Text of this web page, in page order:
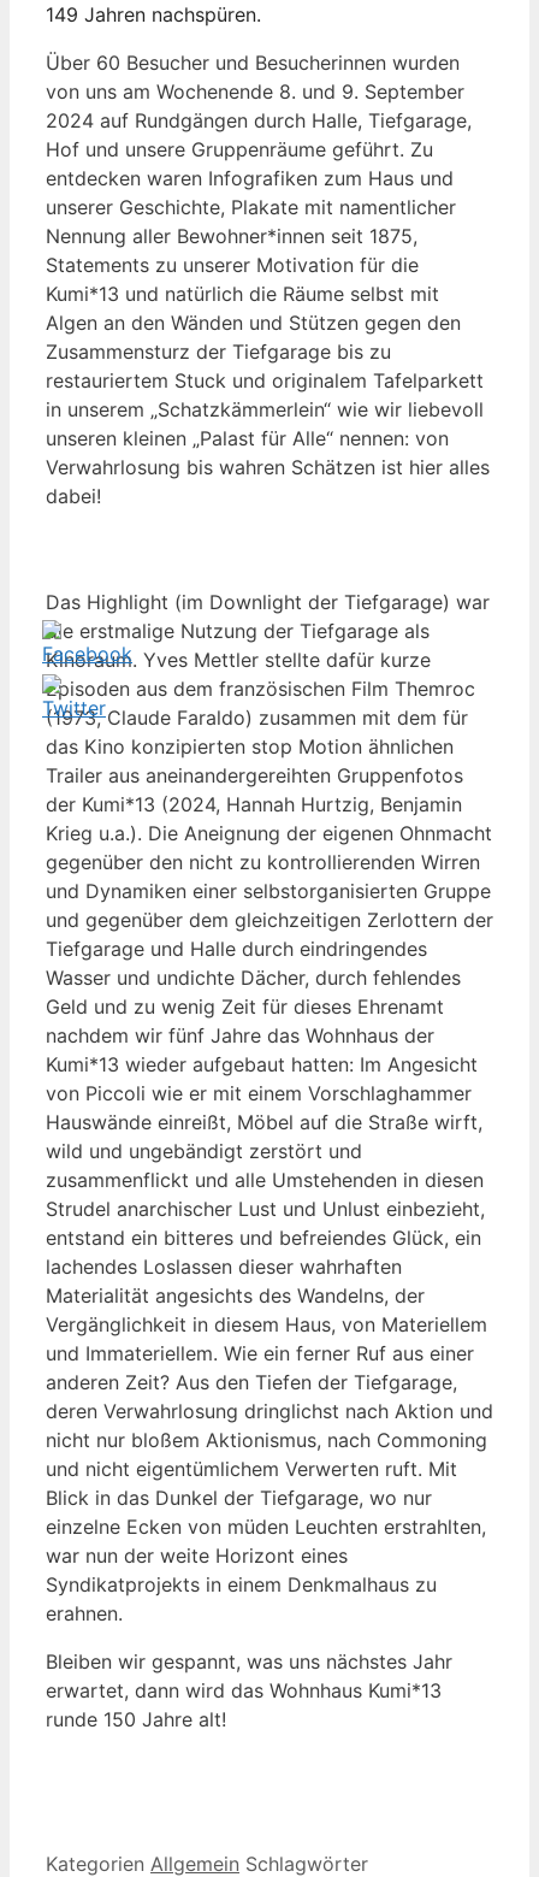
149 Jahren nachspüren.
Über 60 Besucher und Besucherinnen wurden
von uns am Wochenende 8. und 9. September
2024 auf Rundgängen durch Halle, Tiefgarage,
Hof und unsere Gruppenräume geführt. Zu
entdecken waren Infografiken zum Haus und
unserer Geschichte, Plakate mit namentlicher
Nennung aller Bewohner*innen seit 1875,
Statements zu unserer Motivation für die
Kumi*13 und natürlich die Räume selbst mit
Algen an den Wänden und Stützen gegen den
Zusammensturz der Tiefgarage bis zu
restauriertem Stuck und originalem Tafelparkett
in unserem „Schatzkämmerlein“ wie wir liebevoll
unseren kleinen „Palast für Alle“ nennen: von
Verwahrlosung bis wahren Schätzen ist hier alles
dabei!
Das Highlight (im Downlight der Tiefgarage) war
die erstmalige Nutzung der Tiefgarage als
Kinoraum. Yves Mettler stellte dafür kurze
Episoden aus dem französischen Film Themroc
(1973, Claude Faraldo) zusammen mit dem für
das Kino konzipierten stop Motion ähnlichen
Trailer aus aneinandergereihten Gruppenfotos
der Kumi*13 (2024, Hannah Hurtzig, Benjamin
Krieg u.a.). Die Aneignung der eigenen Ohnmacht
gegenüber den nicht zu kontrollierenden Wirren
und Dynamiken einer selbstorganisierten Gruppe
und gegenüber dem gleichzeitigen Zerlottern der
Tiefgarage und Halle durch eindringendes
Wasser und undichte Dächer, durch fehlendes
Geld und zu wenig Zeit für dieses Ehrenamt
nachdem wir fünf Jahre das Wohnhaus der
Kumi*13 wieder aufgebaut hatten: Im Angesicht
von Piccoli wie er mit einem Vorschlaghammer
Hauswände einreißt, Möbel auf die Straße wirft,
wild und ungebändigt zerstört und
zusammenflickt und alle Umstehenden in diesen
Strudel anarchischer Lust und Unlust einbezieht,
entstand ein bitteres und befreiendes Glück, ein
lachendes Loslassen dieser wahrhaften
Materialität angesichts des Wandelns, der
Vergänglichkeit in diesem Haus, von Materiellem
und Immateriellem. Wie ein ferner Ruf aus einer
anderen Zeit? Aus den Tiefen der Tiefgarage,
deren Verwahrlosung dringlichst nach Aktion und
nicht nur bloßem Aktionismus, nach Commoning
und nicht eigentümlichem Verwerten ruft. Mit
Blick in das Dunkel der Tiefgarage, wo nur
einzelne Ecken von müden Leuchten erstrahlten,
war nun der weite Horizont eines
Syndikatprojekts in einem Denkmalhaus zu
erahnen.
Bleiben wir gespannt, was uns nächstes Jahr
erwartet, dann wird das Wohnhaus Kumi*13
runde 150 Jahre alt!
Kategorien Allgemein Schlagwörter